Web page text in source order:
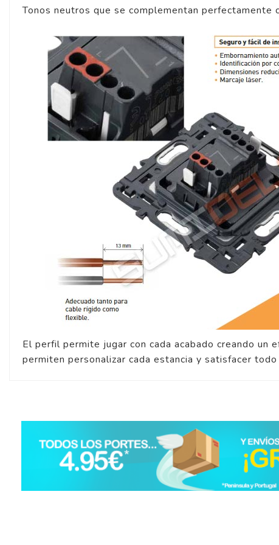
Tonos neutros que se complementan perfectamente
El perfil permite jugar con cada acabado creando
permiten personalizar cada estancia y satisfacer